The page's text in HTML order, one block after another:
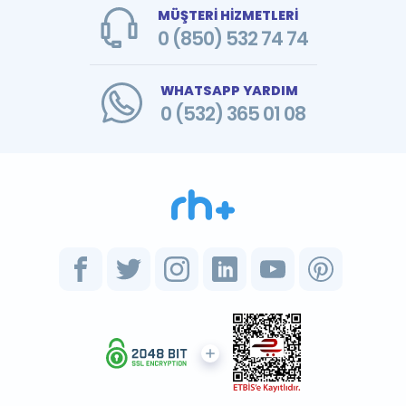
MÜŞTERİ HİZMETLERİ
0 (850) 532 74 74
WHATSAPP YARDIM
0 (532) 365 01 08